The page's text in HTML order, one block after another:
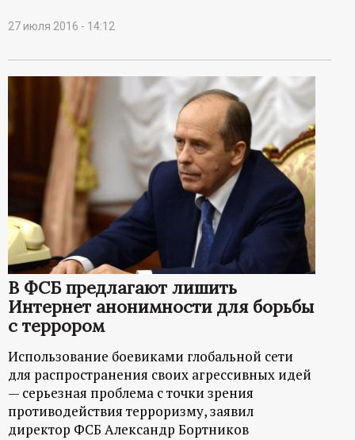
й
п
о
р
т
л
27 июля 2016 - 14:12
В ФСБ предлагают лишить
Интернет анонимности для борьбы
с террором
Использование боевиками глобальной сети
для распространения своих агрессивных идей
— серьезная проблема с точки зрения
противодействия терроризму, заявил
директор ФСБ Александр Бортников